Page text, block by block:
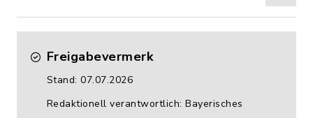
Freigabevermerk
Stand: 07.07.2026
Redaktionell verantwortlich: Bayerisches